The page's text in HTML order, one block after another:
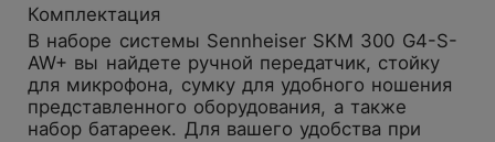
Комплектация
В наборе системы Sennheiser SKM 300 G4-S-
AW+ вы найдете ручной передатчик, стойку
для микрофона, сумку для удобного ношения
представленного оборудования, а также
набор батареек. Для вашего удобства при